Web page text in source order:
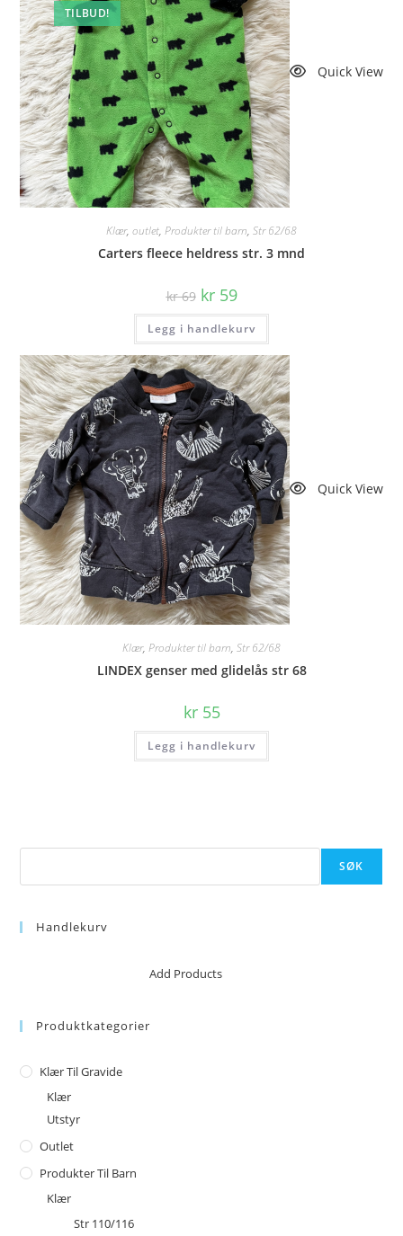
TILBUD!
Quick View
Klær, outlet, Produkter til barn, Str 62/68
Carters fleece heldress str. 3 mnd
kr69 Opprinnelig
pris
var:
kr 69.
kr59Nåværende
pris
er:
kr 59.
Legg i handlekurv
Quick View
Klær, Produkter til barn, Str 62/68
LINDEX genser med glidelås str 68
kr55
Legg i handlekurv
SØK
Handlekurv
No products in the cart.Add Products
Produktkategorier
Klær Til Gravide
Klær
Utstyr
Outlet
Produkter Til Barn
Klær
Str 110/116